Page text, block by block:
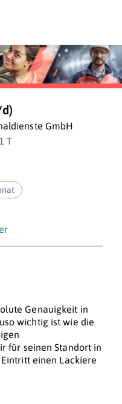
GmbH
T
Genauigkeit in
wichtig ist wie die
für seinen Standort in
einen Lackiere